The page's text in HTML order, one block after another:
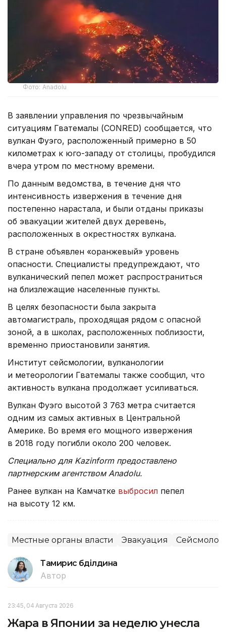
Фото: Anadolu
В заявлении управления по чрезвычайным
ситуациям Гватемалы (CONRED) сообщается, что
вулкан Фуэго, расположенный примерно в 50
километрах к юго-западу от столицы, пробудился
вчера утром по местному времени.
По данным ведомства, в течение дня что
интенсивность извержения в течение дня
постепенно нарастала, и были отданы приказы
об эвакуации жителей двух деревень,
расположенных в окрестностях вулкана.
В стране объявлен «оранжевый» уровень
опасности. Специалисты предупреждают, что
вулканический пепел может распространиться
на близлежащие населенные пункты.
В целях безопасности была закрыта
автомагистраль, проходящая рядом с опасной
зоной, а в школах, расположенных поблизости,
временно приостановили занятия.
Институт сейсмологии, вулканологии
и метеорологии Гватемалы также сообщил, что
активность вулкана продолжает усиливаться.
Вулкан Фуэго высотой 3 763 метра считается
одним из самых активных в Центральной
Америке. Во время его мощного извержения
в 2018 году погибли около 200 человек.
Специально для Kazinform предоставлено
партнерским агентством Anadolu.
Ранее вулкан на Камчатке выбросил пепел
на высоту 12 км.
Местные органы власти Эвакуация
Тамирис Әбділдина
Автор
23:45, 04 Августа 2026
Жара в Японии за неделю унесла